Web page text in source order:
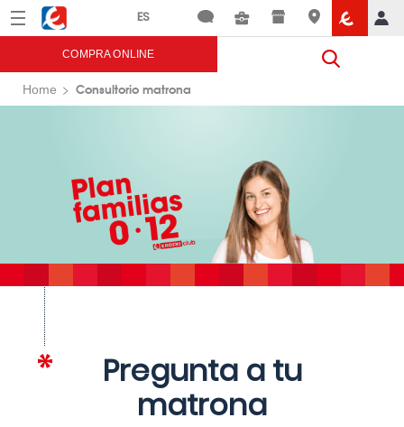
Menú Eroski
COMPRA ONLINE
Home Consultorio matrona
Pregunta a tu
matrona